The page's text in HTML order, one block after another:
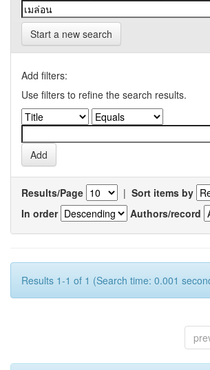
Start a new search
Add filters:
Use filters to refine the search results.
Results/Page | Sort items by
In order
Authors/record
Results 1-1 of 1 (Search time: 0.001